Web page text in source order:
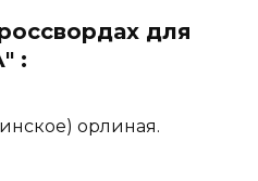
для
:
орлиная.